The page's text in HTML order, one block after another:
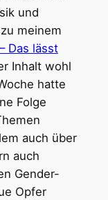
und
meinem
Das lässt
Inhalt wohl
hatte
Folge
auch über
auch
Gender-
Opfer